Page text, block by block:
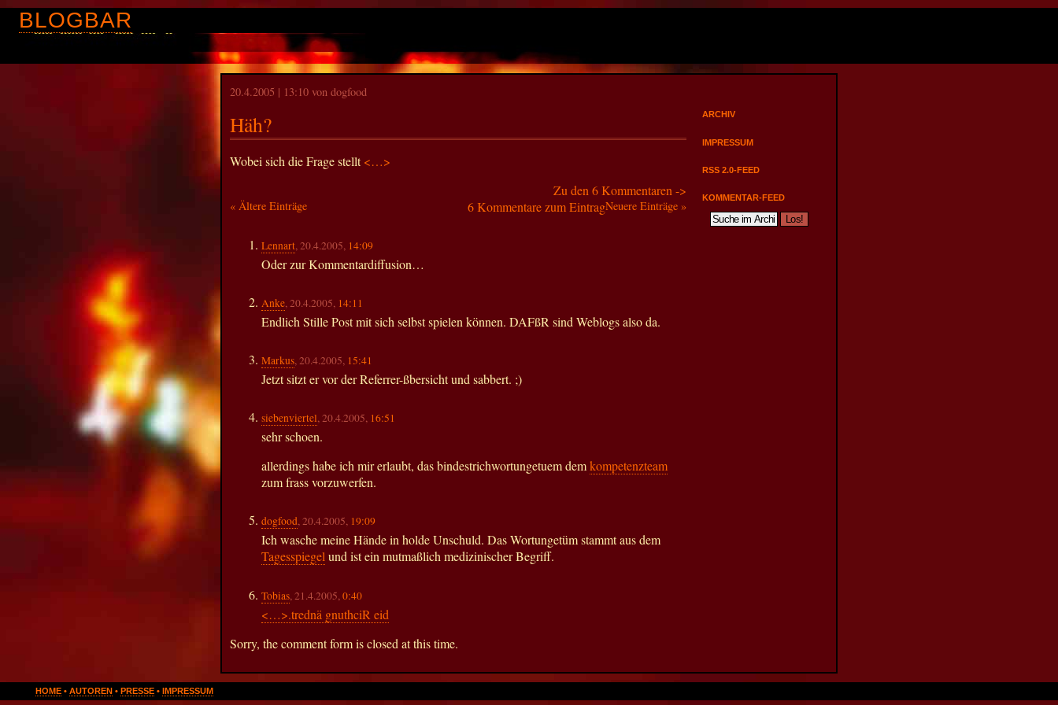
BLOGBAR
20.4.2005 | 13:10 von dogfood
Häh?
Wobei sich die Frage stellt<…>
Zu den 6 Kommentaren ->
« Ältere Einträge Neuere Einträge »
6 Kommentare zum Eintrag
Lennart, 20.4.2005, 14:09
Oder zur Kommentardiffusion…
Anke, 20.4.2005, 14:11
Endlich Stille Post mit sich selbst spielen können. DAFßR sind Weblogs also da.
Markus, 20.4.2005, 15:41
Jetzt sitzt er vor der Referrer-ßbersicht und sabbert. ;)
siebenviertel, 20.4.2005, 16:51
sehr schoen.
allerdings habe ich mir erlaubt, das bindestrichwortungetuem demkompetenzteam
zum frass vorzuwerfen.
dogfood, 20.4.2005, 19:09
Ich wasche meine Hände in holde Unschuld. Das Wortungetüm stammt aus dem
Tagesspiegelund ist ein mutmaßlich medizinischer Begriff.
Tobias, 21.4.2005,0:40
<…>.trednä gnuthciR eid
Sorry, the comment form is closed at this time.
ARCHIV
IMPRESSUM
RSS 2.0-FEED
KOMMENTAR-FEED
HOME • AUTOREN • PRESSE • IMPRESSUM